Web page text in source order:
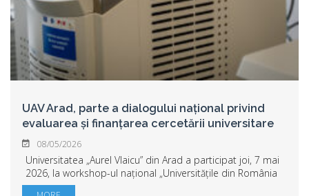
UAV Arad, parte a dialogului național privind
evaluarea și finanțarea cercetării universitare
08/05/2026
Universitatea „Aurel Vlaicu” din Arad a participat joi, 7 mai
2026, la workshop-ul național „Universitățile din România
în 2035: opțiuni pentru evaluarea și finanțarea cercetării”,